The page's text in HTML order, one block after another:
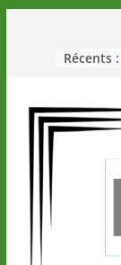
Récents :